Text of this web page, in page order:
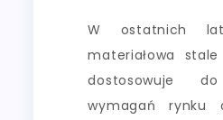
W ostatnich
materiałowa
dostosowuje
wymagań rynku